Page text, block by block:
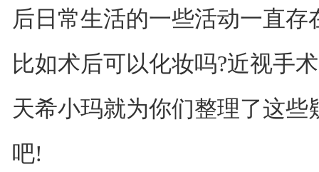
后日常生活的一些活动一直
比如术后可以化妆吗?近视手
天希小玛就为你们整理了这
吧!